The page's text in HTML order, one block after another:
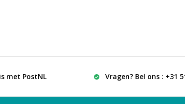
met PostNL Vragen? Bel ons : +31